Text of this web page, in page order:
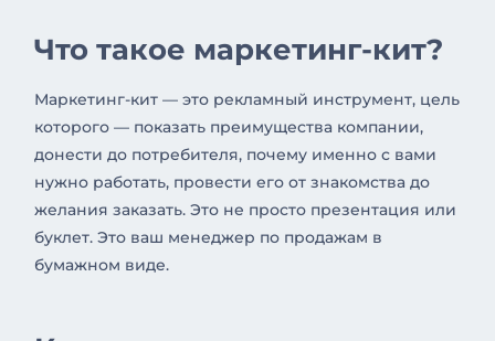
Что такое маркетинг-кит?
Маркетинг-кит — это рекламный инструмент, цель
которого — показать преимущества компании,
донести до потребителя, почему именно с вами
нужно работать, провести его от знакомства до
желания заказать. Это не просто презентация или
буклет. Это ваш менеджер по продажам в
бумажном виде.